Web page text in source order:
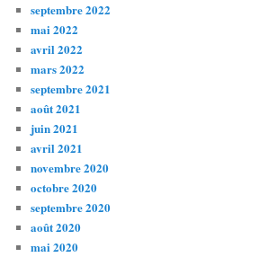
septembre 2022
mai 2022
avril 2022
mars 2022
septembre 2021
août 2021
juin 2021
avril 2021
novembre 2020
octobre 2020
septembre 2020
août 2020
mai 2020